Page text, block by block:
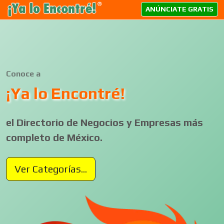
ANÚNCIATE GRATIS
Conoce a
¡Ya lo Encontré!
el Directorio de Negocios y Empresas más
completo de México.
Ver Categorías...